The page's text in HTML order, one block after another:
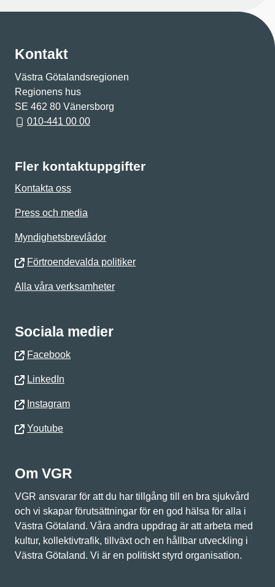
Kontakt
Västra Götalandsregionen
Regionens hus
SE 462 80 Vänersborg
010-441 00 00
Fler kontaktuppgifter
Kontakta oss
Press och media
Myndighetsbrevlådor
Förtroendevalda politiker
Alla våra verksamheter
Sociala medier
Facebook
LinkedIn
Instagram
Youtube
Om VGR
VGR ansvarar för att du har tillgång till en bra sjukvård
och vi skapar förutsättningar för en god hälsa för alla i
Västra Götaland. Våra andra uppdrag är att arbeta med
kultur, kollektivtrafik, tillväxt och en hållbar utveckling i
Västra Götaland. Vi är en politiskt styrd organisation.